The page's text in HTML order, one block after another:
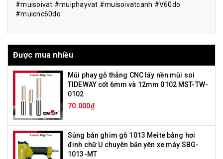
#muisoivat #muiphayvat #muisoivatcanh #V60do
#muicnc60do
Được mua nhiều
Mũi phay gỗ thẳng CNC lấy nền mũi soi
TIDEWAY cốt 6mm và 12mm 0102 MST-TW-
0102
70.000₫
Súng bắn ghim gỗ 1013 Meite bằng hơi
đinh chữ U chuyên bắn yên xe máy SBG-
1013-MT